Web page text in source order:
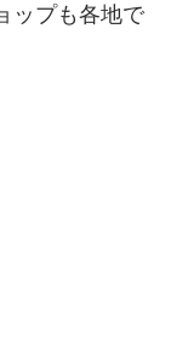
ップも各地で